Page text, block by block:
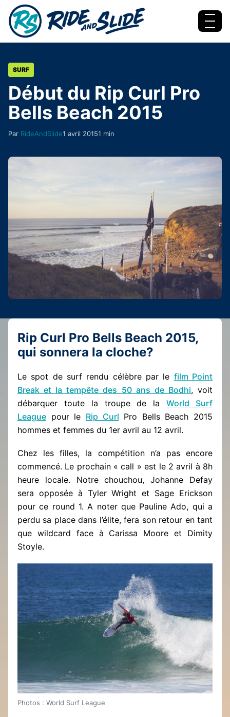
Aller au contenu
Menu
SURF
Début du Rip Curl Pro
Bells Beach 2015
Par RideAndSlide1 avril 20151 min
Rip Curl Pro Bells Beach 2015,
qui sonnera la cloche?
Le spot de surf rendu célèbre par le film Point
Break et la tempête des 50 ans de Bodhi, voit
débarquer toute la troupe de laWorld Surf
League pour le Rip Curl Pro Bells Beach 2015
hommes et femmes du 1er avril au 12 avril.
Chez les filles, la compétition n’a pas encore
commencé. Le prochain « call » est le 2 avril à 8h
heure locale. Notre chouchou, Johanne Defay
sera opposée à Tyler Wright et Sage Erickson
pour ce round 1. A noter que Pauline Ado, qui a
perdu sa place dans l’élite, fera son retour en tant
que wildcard face à Carissa Moore et Dimity
Stoyle.
Photos : World Surf League